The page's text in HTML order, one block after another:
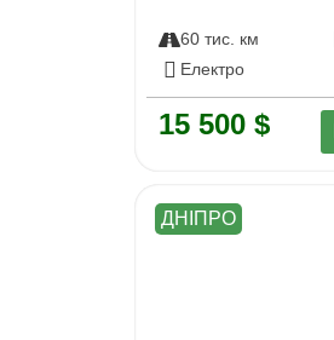
60 тис. км
Електро
15 500 $
ДНІПРО